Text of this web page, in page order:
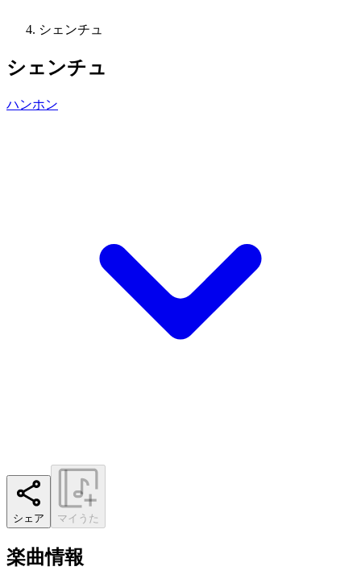
シェンチュ
シェンチュ
ハンホン
シェア マイうた
楽曲情報